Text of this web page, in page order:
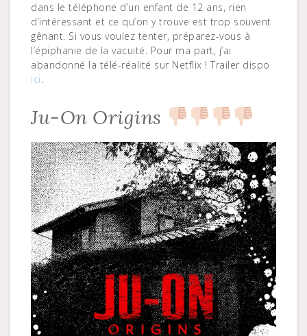
dans le téléphone d’un enfant de 12 ans, rien
d’intéressant et ce qu’on y trouve est trop souvent
gênant. Si vous voulez tenter, préparez-vous à
l’épiphanie de la vacuité. Pour ma part, j’ai
abandonné la télé-réalité sur Netflix ! Trailer dispo
ici.
Ju-On Origins